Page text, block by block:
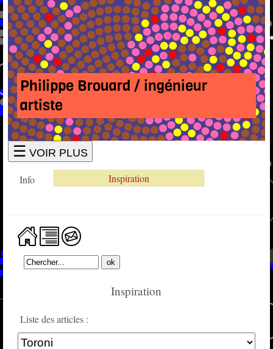
Philippe Brouard / ingénieur
artiste
☰ VOIR PLUS
Info Inspiration
Inspiration
Liste des articles :